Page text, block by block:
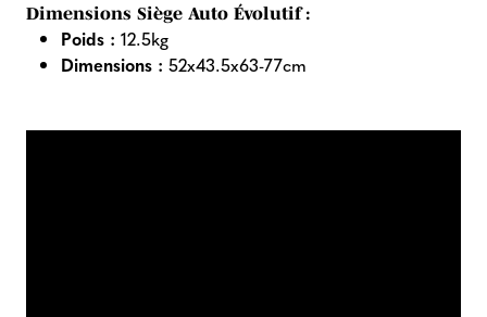
Dimensions Siège Auto Évolutif :
Poids : 12.5kg
Dimensions : 52x43.5x63-77cm